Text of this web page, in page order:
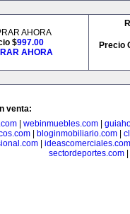
AHORA
$997.00
AHORA
Precio
venta:
| webinmuebles.com|
| bloginmobiliario.com|
ideascomerciales.com
sectordeportes.com|